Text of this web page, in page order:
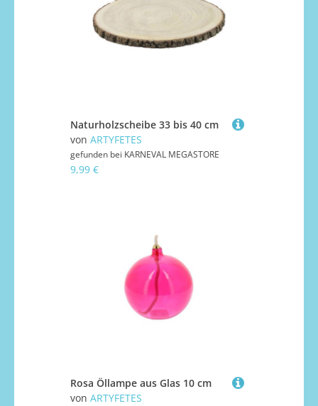
Naturholzscheibe 33 bis 40 cm
von ARTYFETES
gefunden bei KARNEVAL MEGASTORE
9,99 €
Rosa Öllampe aus Glas 10 cm
von ARTYFETES